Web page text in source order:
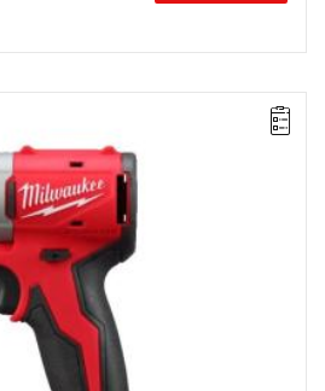
zakrętarka udarowa z silnikiem
dla profesjonalistów i